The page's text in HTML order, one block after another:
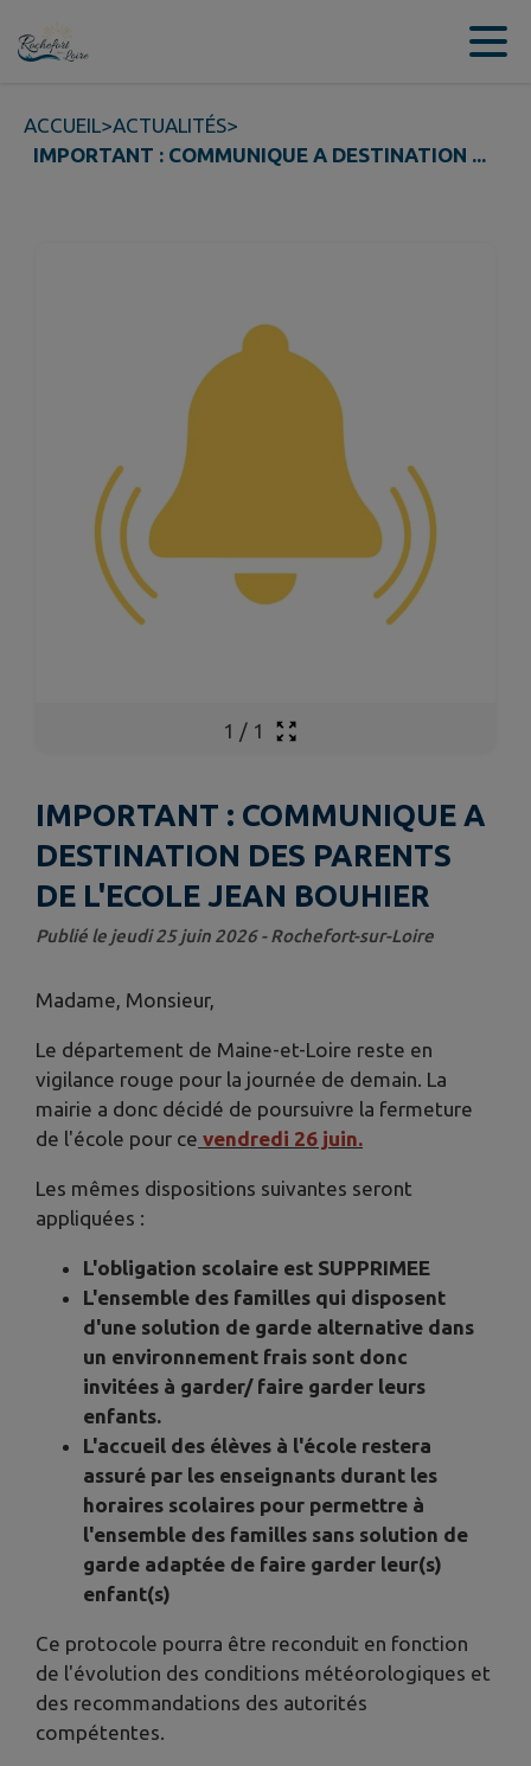
Contenu
ACCUEIL>ACTUALITÉS>
IMPORTANT : COMMUNIQUE A DESTINATION ...
1 / 1
IMPORTANT : COMMUNIQUE A
DESTINATION DES PARENTS
DE L'ECOLE JEAN BOUHIER
Publié le jeudi 25 juin 2026 - Rochefort-sur-Loire
Madame, Monsieur,
Le département de Maine-et-Loire reste en
vigilance rouge pour la journée de demain. La
mairie a donc décidé de poursuivre la fermeture
de l'école pour ce vendredi 26 juin.
Les mêmes dispositions suivantes seront
appliquées :
L'obligation scolaire est SUPPRIMEE
L'ensemble des familles qui disposent
d'une solution de garde alternative dans
un environnement frais sont donc
invitées à garder/ faire garder leurs
enfants.
L'accueil des élèves à l'école restera
assuré par les enseignants durant les
horaires scolaires pour permettre à
l'ensemble des familles sans solution de
garde adaptée de faire garder leur(s)
enfant(s)
Ce protocole pourra être reconduit en fonction
de l'évolution des conditions météorologiques et
des recommandations des autorités
compétentes.